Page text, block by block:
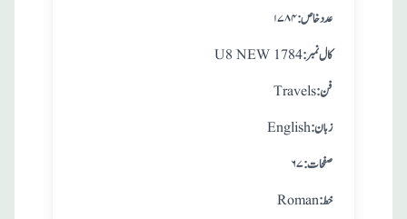
۱۷۸۴:عدد خاص
U8 NEW 1784:کال نمبر
Travels :فن
English:زبان
۶۷:صفحات
Roman:خط